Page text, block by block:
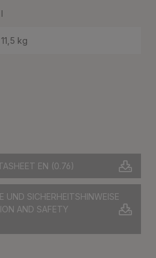
EN (0.76)
UND SICHERHEITSHINWEISE
AND SAFETY
I
11,5 kg